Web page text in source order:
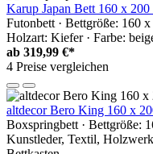
Karup Japan Bett 160 x
Futonbett · Bettgröße: 160
Holzart: Kiefer · Farbe:
ab 319,99 €*
4 Preise vergleichen
altdecor Bero King 160 x
Boxspringbett · Bettgröße:
Kunstleder, Textil,